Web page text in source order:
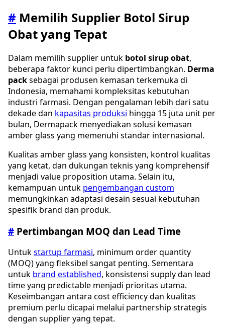
# Memilih Supplier Botol Sirup
Obat yang Tepat
Dalam memilih supplier untuk botol sirup obat,
beberapa faktor kunci perlu dipertimbangkan. Derma
packsebagai produsen kemasan terkemuka di
Indonesia, memahami kompleksitas kebutuhan
industri farmasi. Dengan pengalaman lebih dari satu
dekade dan kapasitas produksi hingga 15 juta unit per
bulan, Dermapack menyediakan solusi kemasan
amber glass yang memenuhi standar internasional.
Kualitas amber glass yang konsisten, kontrol kualitas
yang ketat, dan dukungan teknis yang komprehensif
menjadi value proposition utama. Selain itu,
kemampuan untuk pengembangan custom
memungkinkan adaptasi desain sesuai kebutuhan
spesifik brand dan produk.
# Pertimbangan MOQ dan Lead Time
Untukstartup farmasi, minimum order quantity
(MOQ) yang fleksibel sangat penting. Sementara
untuk brand established, konsistensi supply dan lead
time yang predictable menjadi prioritas utama.
Keseimbangan antara cost efficiency dan kualitas
premium perlu dicapai melalui partnership strategis
dengan supplier yang tepat.